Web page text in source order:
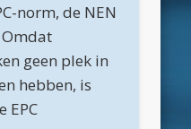
norm, de NEN
geen plek in
hebben, is
EPC